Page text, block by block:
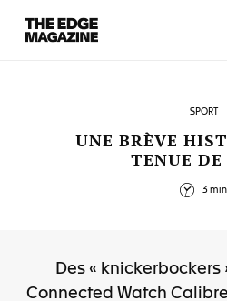
The
Edge
Magazine
SPORT
UNE BRÈVE
TENUE DE
3 min
Des « knickerbockers
Connected Watch